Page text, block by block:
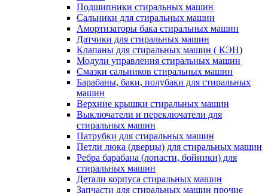
Подшипники стиральных машин
Сальники для стиральных машин
Амортизаторы бака стиральных машин
Датчики для стиральных машин
Клапаны для стиральных машин ( КЭН)
Модули управления стиральных машин
Смазки сальников стиральных машин
Барабаны, баки, полубаки для стиральных
машин
Верхние крышки стиральных машин
Выключатели и переключатели для
стиральных машин
Патрубки для стиральных машин
Петли люка (дверцы) для стиральных машин
Ребра барабана (лопасти, бойники) для
стиральных машин
Детали корпуса стиральных машин
Запчасти для стиральных машин прочие